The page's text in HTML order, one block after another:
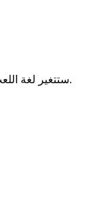
ستتغير لغة اللعب فقط - وستظل لغة المتصفح لديك كما هي.